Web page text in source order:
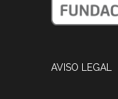
AVISO LEGAL